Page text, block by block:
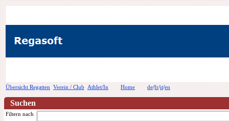
Übersicht Regatten Verein / Club Athlet/In Home de/fr/it/en
Suchen
Filtern nach